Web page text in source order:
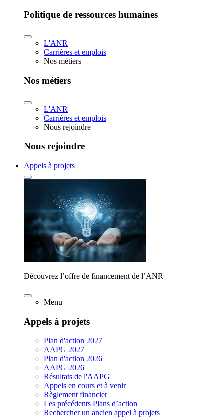
Politique de ressources humaines
L'ANR
Carrières et emplois
Nos métiers
Nos métiers
L'ANR
Carrières et emplois
Nous rejoindre
Nous rejoindre
Appels à projets
Découvrez l’offre de financement de l’ANR
Menu
Appels à projets
Plan d'action 2027
AAPG 2027
Plan d'action 2026
AAPG 2026
Résultats de l'AAPG
Appels en cours et à venir
Règlement financier
Les précédents Plans d’action
Rechercher un ancien appel à projets